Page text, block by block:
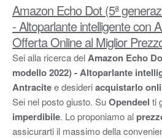
Amazon Echo Dot (5ª
- Altoparlante intelligente con
Offerta Online al Miglior
Sei alla ricerca delAmazon Echo
modello 2022) - Altoparlante
Antracitee desideriacquistarlo
Sei nel posto giusto. SuOpendeel ti
imperdibile. Lo proponiamo al
assicurarti il massimo della